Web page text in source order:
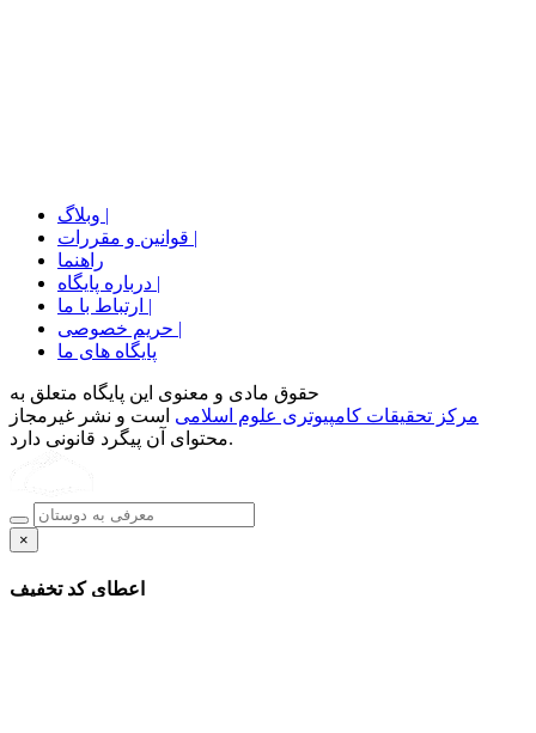
وبلاگ |
قوانین و مقررات |
راهنما
درباره پایگاه |
ارتباط با ما |
حریم خصوصی |
پایگاه های ما
مرکز تحقیقات کامپیوتری علوم اسلامی است و نشر غیرمجاز
محتوای آن پیگرد قانونی دارد.
×
اعطای کد تخفیف